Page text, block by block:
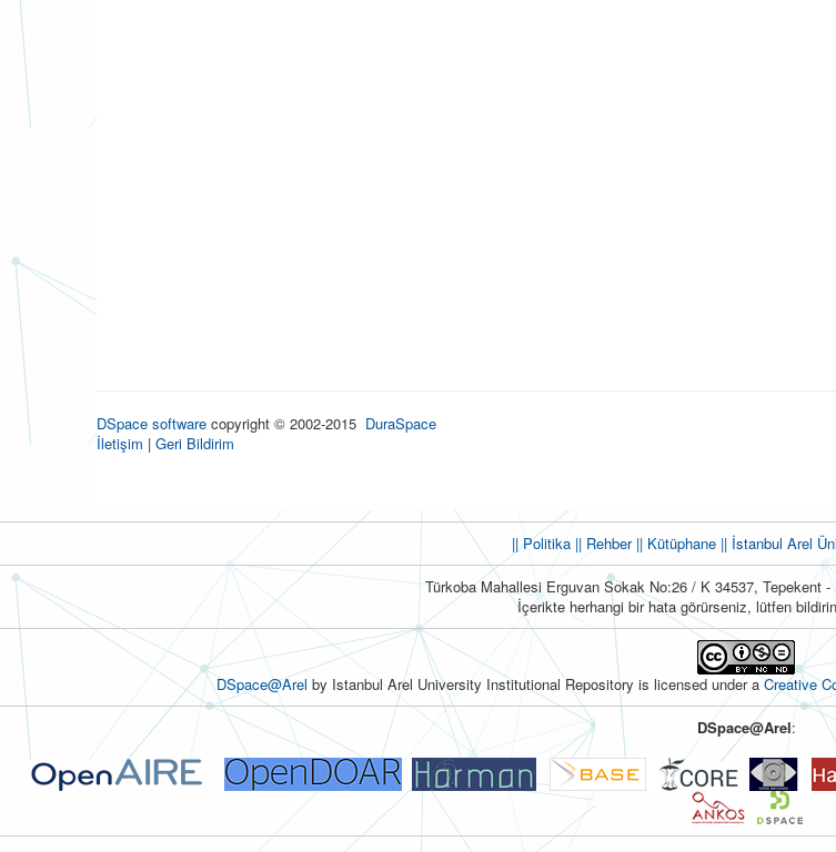
DSpace software copyright © 2002-2015 DuraSpace
İletişim | Geri Bildirim
|| Politika|| Rehber|| Kütüphane|| İstanbul Arel
Türkoba Mahallesi Erguvan Sokak No:26 / K 34537, Tepekent
İçerikte herhangi bir hata görürseniz, lütfen
DSpace@Arel by Istanbul Arel University Institutional Repository is licensed under aCreative
DSpace@Arel: